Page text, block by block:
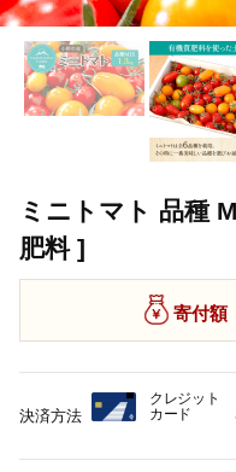
ミニトマト 品種
肥料 ]
寄付額
決済方法
クレジット
カード